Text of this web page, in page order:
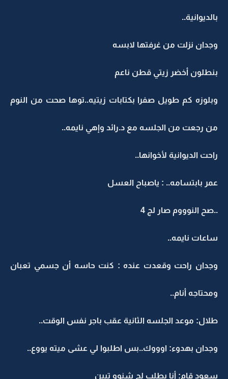
بالديوانية..
وجدان نزلت من غرفتها لابسه
بنطلون أخضر زيتي قطن ناعم
وبلوزه كم طويل صفرا بكتابات زيتيه..توها صحت من النوم
من رجعت من الجلسه مع د.رائد وإهي نايمه..
راحت الديوانية لأخوانها..
عمر بابتسامه.. : ياصباح العسل
..صح النوووم صار لج 4
ساعات نايمه..
وجدان راحت وقعدت عنده : كنت حاسه أن جسمي تعبان
ومحتاجه أنام..
طلال: موعد الجلسه الثانية عقب باجر نفس الوقت..
وجدان بهدوء: اوووك..بس اطلبوا لي عشى ميته يووع..
سعود قام: أنا بطلب لج شنوو تبين